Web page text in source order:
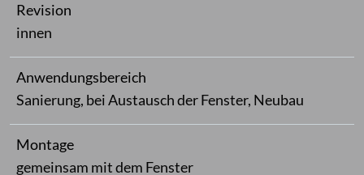
Revision
innen
Anwendungsbereich
Sanierung, bei Austausch der Fenster, Neubau
Montage
gemeinsam mit dem Fenster